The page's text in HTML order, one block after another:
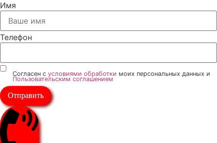
Имя
Телефон
Согласен с условиями обработки моих персональных данных и
Пользовательским соглашением
Отправить